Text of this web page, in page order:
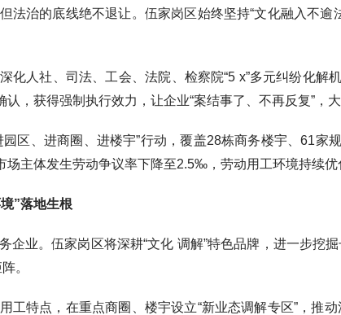
治的底线绝不退让。伍家岗区始终坚持“文化融入不逾
人社、司法、工会、法院、检察院“5 x”多元纠纷化解
，获得强制执行效力，让企业“案结事了、不再反复”，
、进商圈、进楼宇”行动，覆盖28栋商务楼宇、61家规
场主体发生劳动争议率下降至2.5‰，劳动用工环境持续优
”落地生根
。伍家岗区将深耕“文化 调解”特色品牌，进一步挖
。
特点，在重点商圈、楼宇设立“新业态调解专区”，推动